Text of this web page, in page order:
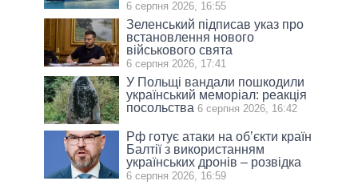
6 серпня 2026, 16:55
Зеленський підписав указ про
встановлення нового
військового свята
6 серпня 2026, 17:41
У Польщі вандали пошкодили
український меморіал: реакція
посольства 6 серпня 2026, 16:42
Рф готує атаки на об’єкти країн
Балтії з використанням
українських дронів – розвідка
6 серпня 2026, 16:59